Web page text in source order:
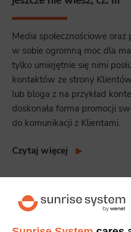
Media społecznościowe
w sobie ogromną moc dla
tylko umiejętnie się nimi
kontaktów ze strony
lub bloga z na przykład
doskonała forma promocji
do komunikacji z Klientami.
Czytaj więcej
Brak ocen